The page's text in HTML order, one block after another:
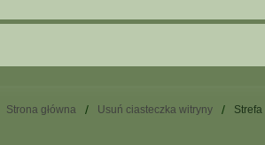
Strona główna Usuń ciasteczka witryny